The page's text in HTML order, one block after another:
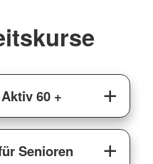
60 +
Senioren